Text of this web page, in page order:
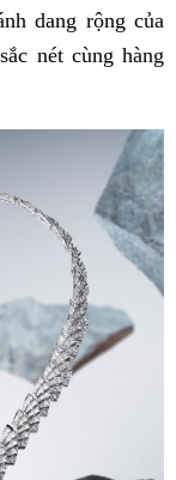
dang rộng của
nét cùng hàng